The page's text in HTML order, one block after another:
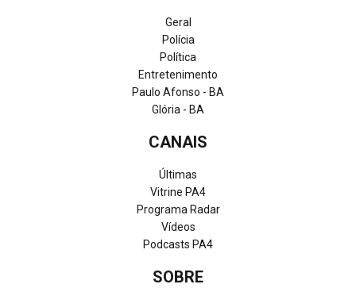
Geral
Polícia
Política
Entretenimento
Paulo Afonso - BA
Glória - BA
CANAIS
Últimas
Vitrine PA4
Programa Radar
Vídeos
Podcasts PA4
SOBRE